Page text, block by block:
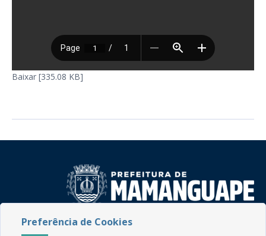
Baixar [335.08 KB]
Rua do Imperador, 78, Centro
Preferência de Cookies